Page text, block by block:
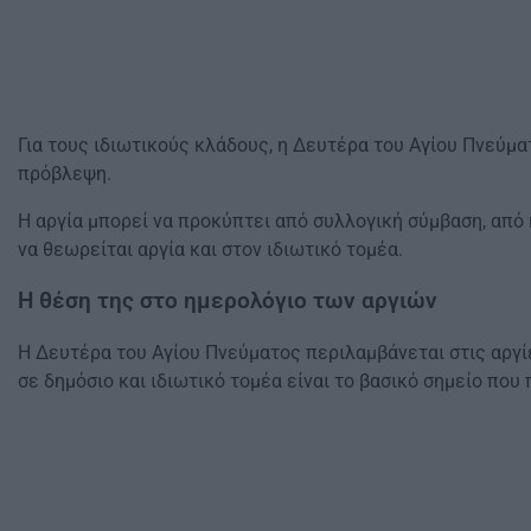
Για τους ιδιωτικούς κλάδους, η Δευτέρα του Αγίου
πρόβλεψη.
Η αργία μπορεί να προκύπτει από συλλογική σύμβαση,
να θεωρείται αργία και στον ιδιωτικό τομέα.
Η θέση της στο ημερολόγιο των αργιών
Η Δευτέρα του Αγίου Πνεύματος περιλαμβάνεται στις
σε δημόσιο και ιδιωτικό τομέα είναι το βασικό σημείο